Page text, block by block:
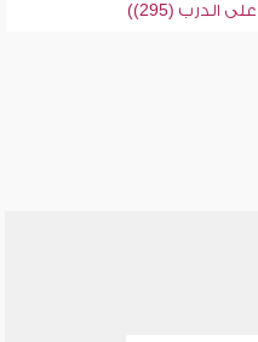
على الدرب (295))